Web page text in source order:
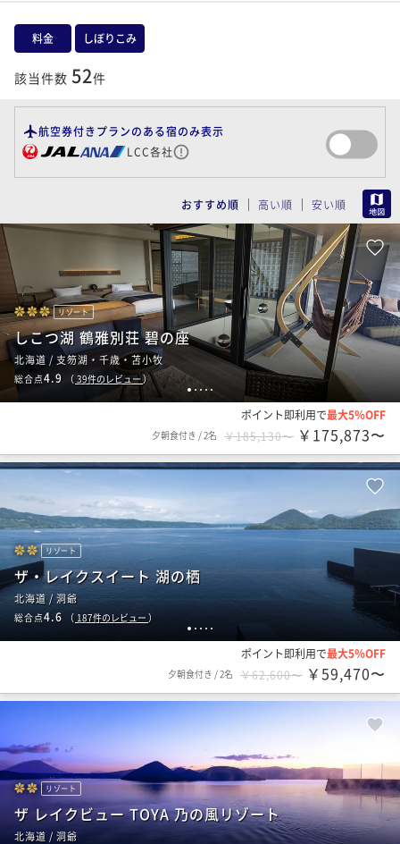
支笏湖・千歳・苫小牧・石狩・空知
帯広・十勝川・日高
料金 しぼりこみ
該当件数 52件
航空券付きプランのある宿のみ表示
LCC各社
おすすめ順 高い順 安い順
1 2 345
リゾート
しこつ湖 鶴雅別荘 碧の座
北海道 / 支笏湖・千歳・苫小牧
総合点4.9 （ 39件のレビュー）
ポイント即利用で最大5％OFF
夕朝食付き /2名 ￥185,130〜 ￥175,873〜
1 2 3 4 5
リゾート
ザ・レイクスイート 湖の栖
北海道 / 洞爺
総合点4.6 （ 187件のレビュー）
ポイント即利用で最大5％OFF
夕朝食付き /2名 ￥62,600〜 ￥59,470〜
リゾート
ザ レイクビュー TOYA 乃の風リゾート
北海道 / 洞爺